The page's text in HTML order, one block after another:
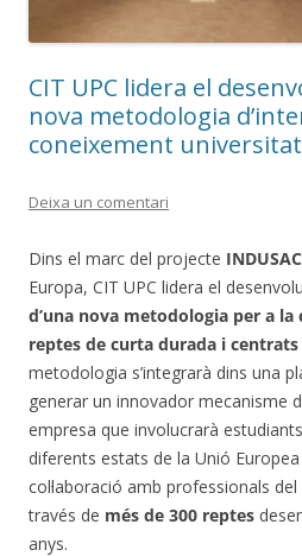
CIT UPC lidera el
nova metodologia
coneixement
Deixa un comentari
Dins el marc del projecte INDUSAC
Europa, CIT UPC lidera el
d’una nova metodologia per a la
reptes de curta durada i centrats
metodologia s’integrarà dins una
generar un innovador mecanisme
empresa que involucrarà
diferents estats de la Unió
col·laboració amb professionals
través de més de 300 reptes
anys.